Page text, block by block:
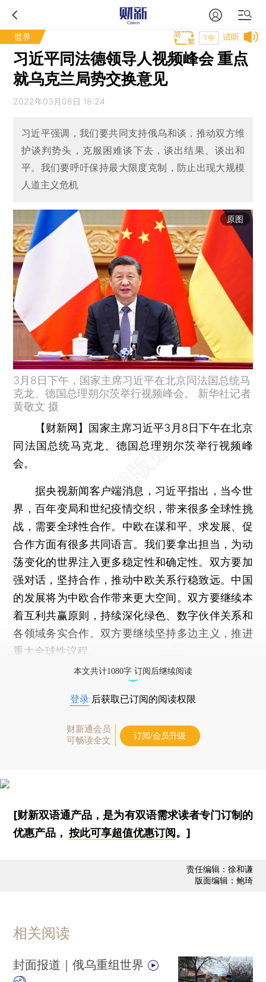
世界 试听
T中
习近平同法德领导人视频峰会 重点
就乌克兰局势交换意见
2022年03月08日 18:24
习近平强调，我们要共同支持俄乌和谈，推动双方维
护谈判势头，克服困难谈下去，谈出结果、谈出和
平。我们要呼吁保持最大限度克制，防止出现大规模
人道主义危机
原图
3月8日下午，国家主席习近平在北京同法国总统马
克龙、德国总理朔尔茨举行视频峰会。 新华社记者
黄敬文 摄
【财新网】 国家主席习近平3月8日下午在北京
同法国总统马克龙、德国总理朔尔茨举行视频峰
会。
据央视新闻客户端消息，习近平指出，当今世
界，百年变局和世纪疫情交织，带来很多全球性挑
战，需要全球性合作。中欧在谋和平、求发展、促
合作方面有很多共同语言。我们要拿出担当，为动
荡变化的世界注入更多稳定性和确定性。双方要加
强对话，坚持合作，推动中欧关系行稳致远。中国
的发展将为中欧合作带来更大空间。双方要继续本
着互利共赢原则，持续深化绿色、数字伙伴关系和
各领域务实合作。双方要继续坚持多边主义，推进
重大全球性议程。
本文共计1080字 订阅后继续阅读
登录 后获取已订阅的阅读权限
财新通会员
可畅读全文
订阅/会员升级
[财新双语通产品，是为有双语需求读者专门订制的
优惠产品，按此可享超值优惠订阅。]
责任编辑：徐和谦
版面编辑：鲍琦
相关阅读
封面报道｜俄乌重组世界